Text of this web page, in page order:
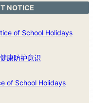
NOTICE
of School Holidays
康防护意识
of School Holidays